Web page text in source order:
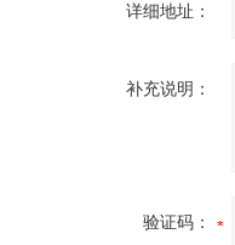
详细地址：
补充说明：
验证码：